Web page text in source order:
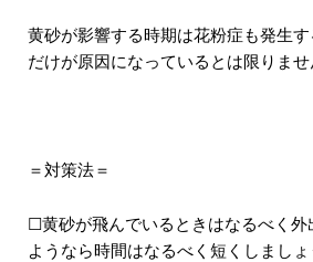
黄砂が影響する時期は花粉症も発生
だけが原因になっているとは限りませ
＝対策法＝
☐黄砂が飛んでいるときはなるべく外
ようなら時間はなるべく短くしましょ